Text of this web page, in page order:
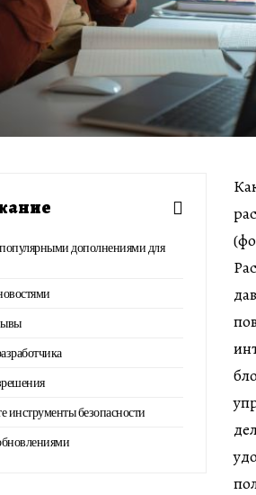
популярными дополнениями для
инструменты безопасности